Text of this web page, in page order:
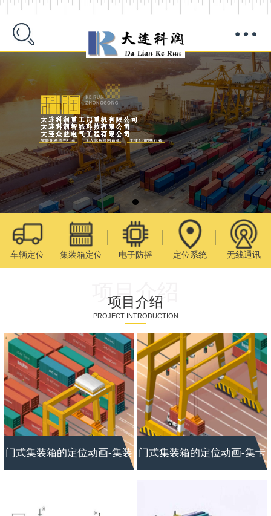
车辆定位 集装箱定位 电子防摇 定位系统 无线通讯
项目介绍
项目介绍
PROJECT INTRODUCTION
门式集装箱的定位动画-集装 门式集装箱的定位动画-集卡